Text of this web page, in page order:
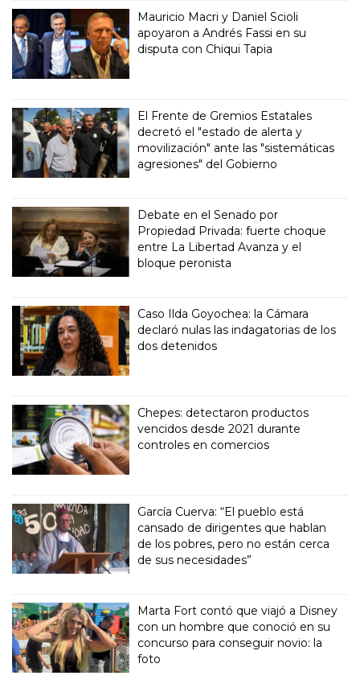
Mauricio Macri y Daniel Scioli
apoyaron a Andrés Fassi en su
disputa con Chiqui Tapia
El Frente de Gremios Estatales
decretó el "estado de alerta y
movilización" ante las "sistemáticas
agresiones" del Gobierno
Debate en el Senado por
Propiedad Privada: fuerte choque
entre La Libertad Avanza y el
bloque peronista
Caso Ilda Goyochea: la Cámara
declaró nulas las indagatorias de los
dos detenidos
Chepes: detectaron productos
vencidos desde 2021 durante
controles en comercios
García Cuerva: “El pueblo está
cansado de dirigentes que hablan
de los pobres, pero no están cerca
de sus necesidades”
Marta Fort contó que viajó a Disney
con un hombre que conoció en su
concurso para conseguir novio: la
foto